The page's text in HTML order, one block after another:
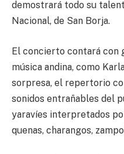
demostrará todo su
Nacional, de San Borja.
El concierto contará con
música andina, como
sorpresa, el repertorio
sonidos entrañables del
yaravíes interpretados
quenas, charangos,